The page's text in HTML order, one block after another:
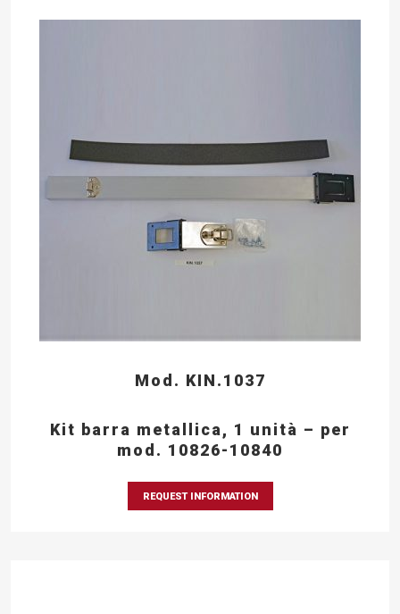
Mod. KIN.1037
Kit barra metallica, 1 unità – per
mod. 10826-10840
REQUEST INFORMATION